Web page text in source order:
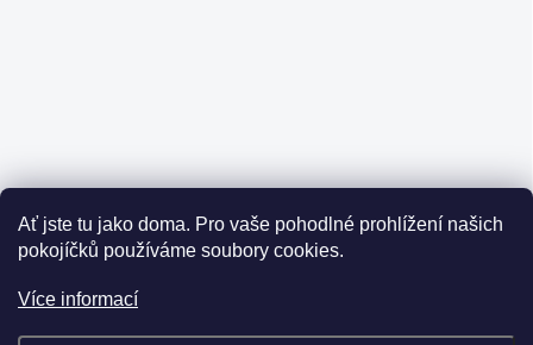
Ať jste tu jako doma. Pro vaše pohodlné prohlížení našich
pokojíčků používáme soubory cookies.
Více informací